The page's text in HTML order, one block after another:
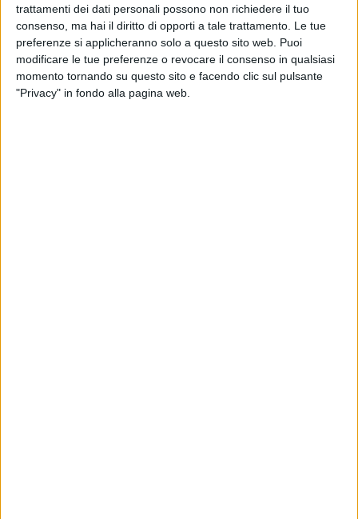
trattamenti dei dati personali possono non richiedere il tuo
consenso, ma hai il diritto di opporti a tale trattamento. Le tue
preferenze si applicheranno solo a questo sito web. Puoi
modificare le tue preferenze o revocare il consenso in qualsiasi
momento tornando su questo sito e facendo clic sul pulsante
"Privacy" in fondo alla pagina web.
combatterono tra le trincee patendo fame e freddo per
difendere la nostra patria.
Un invito alla riflessione per i più piccoli: la pace non è
scontata. In un mondo ancora segnato dai conflitti, dal